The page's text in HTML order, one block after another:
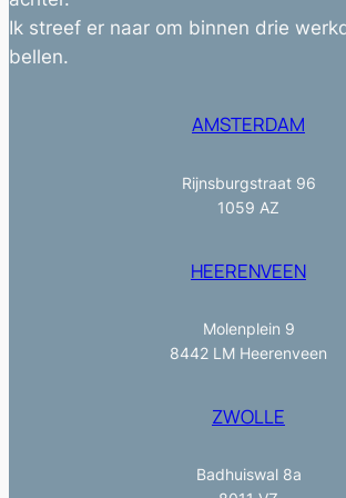
Ik streef er naar om binnen drie
bellen.
AMSTERDAM
Rijnsburgstraat 96
1059 AZ
HEERENVEEN
Molenplein 9
8442 LM Heerenveen
ZWOLLE
Badhuiswal 8a